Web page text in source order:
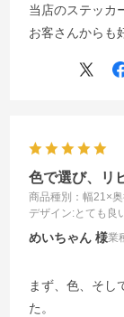
当店のステッカ
お客さんからも
色で選び、リ
商品種別：幅21×
デザイン:とても良
めいちゃん 業
まず、色、そし
た。